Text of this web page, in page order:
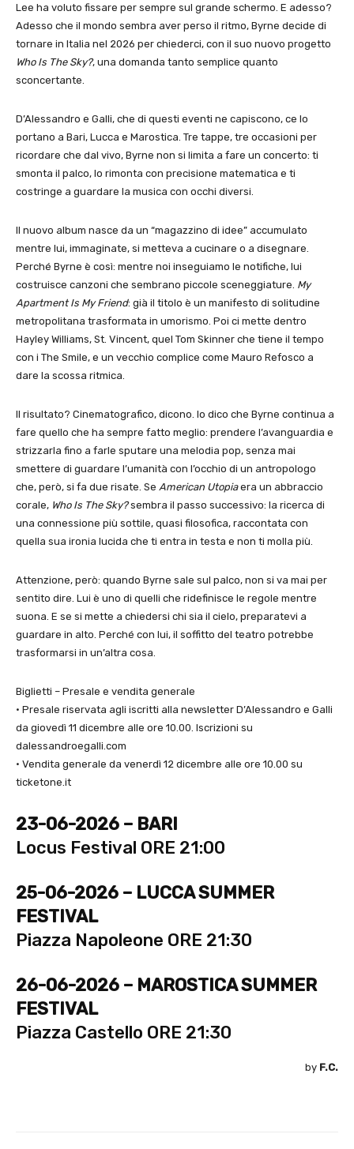
Lee ha voluto fissare per sempre sul grande schermo. E adesso?
Adesso che il mondo sembra aver perso il ritmo, Byrne decide di
tornare in Italia nel 2026 per chiederci, con il suo nuovo progetto
Who Is The Sky?, una domanda tanto semplice quanto
sconcertante.
D’Alessandro e Galli, che di questi eventi ne capiscono, ce lo
portano a Bari, Lucca e Marostica. Tre tappe, tre occasioni per
ricordare che dal vivo, Byrne non si limita a fare un concerto: ti
smonta il palco, lo rimonta con precisione matematica e ti
costringe a guardare la musica con occhi diversi.
Il nuovo album nasce da un “magazzino di idee” accumulato
mentre lui, immaginate, si metteva a cucinare o a disegnare.
Perché Byrne è così: mentre noi inseguiamo le notifiche, lui
costruisce canzoni che sembrano piccole sceneggiature. My
Apartment Is My Friend: già il titolo è un manifesto di solitudine
metropolitana trasformata in umorismo. Poi ci mette dentro
Hayley Williams, St. Vincent, quel Tom Skinner che tiene il tempo
con i The Smile, e un vecchio complice come Mauro Refosco a
dare la scossa ritmica.
Il risultato? Cinematografico, dicono. Io dico che Byrne continua a
fare quello che ha sempre fatto meglio: prendere l’avanguardia e
strizzarla fino a farle sputare una melodia pop, senza mai
smettere di guardare l’umanità con l’occhio di un antropologo
che, però, si fa due risate. Se American Utopiaera un abbraccio
corale, Who Is The Sky?sembra il passo successivo: la ricerca di
una connessione più sottile, quasi filosofica, raccontata con
quella sua ironia lucida che ti entra in testa e non ti molla più.
Attenzione, però: quando Byrne sale sul palco, non si va mai per
sentito dire. Lui è uno di quelli che ridefinisce le regole mentre
suona. E se si mette a chiedersi chi sia il cielo, preparatevi a
guardare in alto. Perché con lui, il soffitto del teatro potrebbe
trasformarsi in un’altra cosa.
Biglietti – Presale e vendita generale
• Presale riservata agli iscritti alla newsletter D’Alessandro e Galli
da giovedì 11 dicembre alle ore 10.00. Iscrizioni su
dalessandroegalli.com
• Vendita generale da venerdì 12 dicembre alle ore 10.00 su
ticketone.it
23-06-2026 – BARI
Locus Festival ORE 21:00
25-06-2026 – LUCCA SUMMER
FESTIVAL
Piazza Napoleone ORE 21:30
26-06-2026 – MAROSTICA SUMMER
FESTIVAL
Piazza Castello ORE 21:30
by F.C.